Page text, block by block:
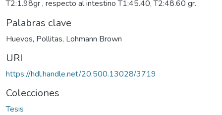
T2:1.98gr , respecto al intestino T1:45.40, T2:48.60 gr.
Palabras clave
Huevos, Pollitas, Lohmann Brown
URI
https://hdl.handle.net/20.500.13028/3719
Colecciones
Tesis